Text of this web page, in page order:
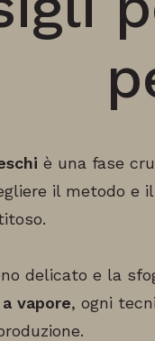
è una fase
il metodo e il
delicato e la
vapore, ogni